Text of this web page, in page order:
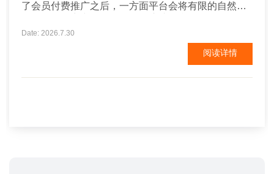
了会员付费推广之后，一方面平台会将有限的自然流
上投放广告，批发流量进来之后，再分配给成百上千
的同行业厂商，有多少流量能到达自己的企业店铺或
Google广告，可以用更具性价比的方式排到阿里或
者...
Date: 2026.7.30
阅读详情